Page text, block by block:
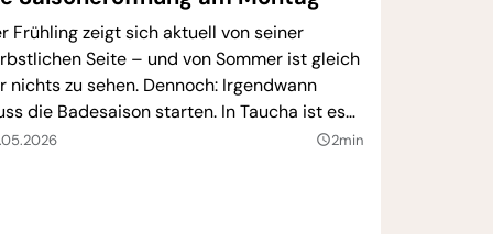
Frühling zeigt sich aktuell von seiner
Seite – und von Sommer ist gleich
nichts zu sehen. Dennoch: Irgendwann
die Badesaison starten. In Taucha ist es
Montag um 12 Uhr soweit.
query_builder2min